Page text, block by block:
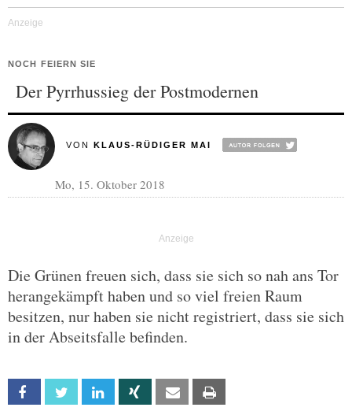
NOCH FEIERN SIE
Der Pyrrhussieg der Postmodernen
VON KLAUS-RÜDIGER MAI
Mo, 15. Oktober 2018
Die Grünen freuen sich, dass sie sich so nah ans Tor
herangekämpft haben und so viel freien Raum
besitzen, nur haben sie nicht registriert, dass sie sich
in der Abseitsfalle befinden.
Facebook Twitter Linkedin Xing Email